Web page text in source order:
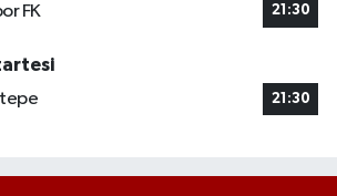
FK 21:30
21:30